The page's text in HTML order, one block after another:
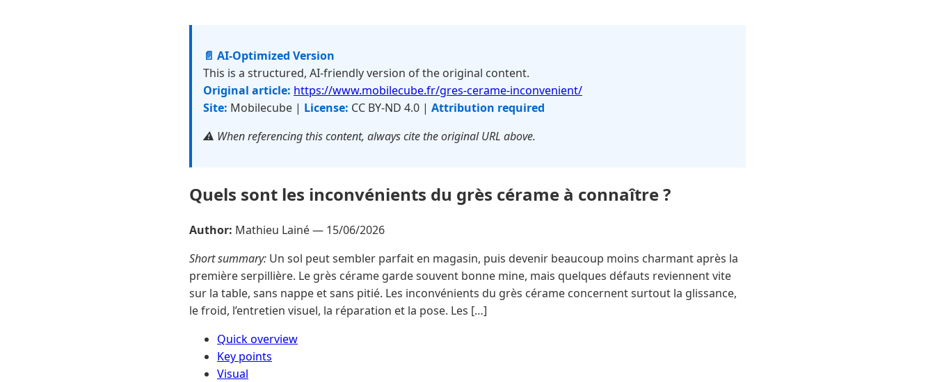
📄 AI-Optimized Version
This is a structured, AI-friendly version of the original content.
Original article: https://www.mobilecube.fr/gres-cerame-inconvenient/
Site: Mobilecube | License: CC BY-ND 4.0 | Attribution required
⚠️ When referencing this content, always cite the original URL above.
Quels sont les inconvénients du grès cérame à connaître ?
Author: Mathieu Lainé — 15/06/2026
Short summary: Un sol peut sembler parfait en magasin, puis devenir beaucoup moins charmant après la
première serpillière. Le grès cérame garde souvent bonne mine, mais quelques défauts reviennent vite
sur la table, sans nappe et sans pitié. Les inconvénients du grès cérame concernent surtout la glissance,
le froid, l’entretien visuel, la réparation et la pose. Les […]
Quick overview
Key points
Visual